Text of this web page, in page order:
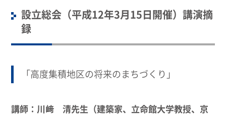
設立総会（平成12年3月15日開催）講演摘
録
「高度集積地区の将来のまちづくり」
講師：川﨑 清先生（建築家、立命館大学教授、京